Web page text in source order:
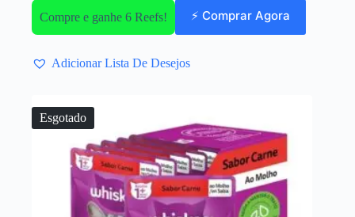
Compre e ganhe 6 Reefs! ⚡ Comprar Agora
Adicionar Lista De Desejos
Esgotado